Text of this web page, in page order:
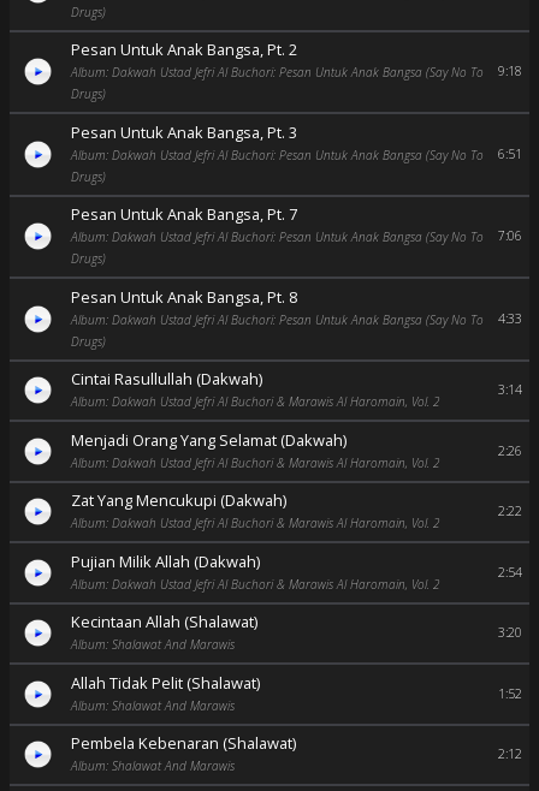
Drugs)
Pesan Untuk Anak Bangsa, Pt. 2
Album: Dakwah Ustad Jefri Al Buchori: Pesan Untuk Anak Bangsa (Say No To
Drugs)
9:18
Pesan Untuk Anak Bangsa, Pt. 3
Album: Dakwah Ustad Jefri Al Buchori: Pesan Untuk Anak Bangsa (Say No To
Drugs)
6:51
Pesan Untuk Anak Bangsa, Pt. 7
Album: Dakwah Ustad Jefri Al Buchori: Pesan Untuk Anak Bangsa (Say No To
Drugs)
7:06
Pesan Untuk Anak Bangsa, Pt. 8
Album: Dakwah Ustad Jefri Al Buchori: Pesan Untuk Anak Bangsa (Say No To
Drugs)
4:33
Cintai Rasullullah (Dakwah)
Album: Dakwah Ustad Jefri Al Buchori & Marawis Al Haromain, Vol. 2
3:14
Menjadi Orang Yang Selamat (Dakwah)
Album: Dakwah Ustad Jefri Al Buchori & Marawis Al Haromain, Vol. 2
2:26
Zat Yang Mencukupi (Dakwah)
Album: Dakwah Ustad Jefri Al Buchori & Marawis Al Haromain, Vol. 2
2:22
Pujian Milik Allah (Dakwah)
Album: Dakwah Ustad Jefri Al Buchori & Marawis Al Haromain, Vol. 2
2:54
Kecintaan Allah (Shalawat)
Album: Shalawat And Marawis
3:20
Allah Tidak Pelit (Shalawat)
Album: Shalawat And Marawis
1:52
Pembela Kebenaran (Shalawat)
Album: Shalawat And Marawis
2:12